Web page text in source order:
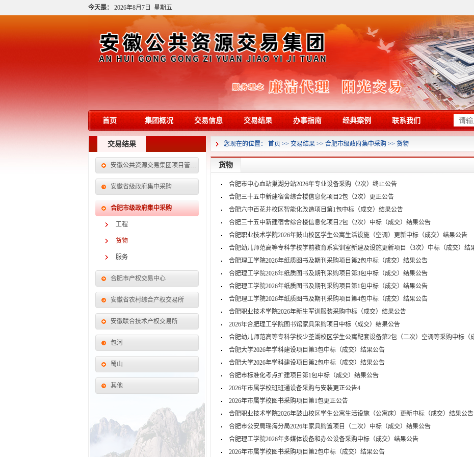
今天是： 2026年8月7日 星期五
首页 集团概况 交易信息 交易结果 办事指南 经典案例 联系我们
交易结果
安徽公共资源交易集团项目管理有限公司
安徽省级政府集中采购
合肥市级政府集中采购
工程
货物
服务
合肥市产权交易中心
安徽省农村综合产权交易所
安徽联合技术产权交易所
包河
蜀山
其他
您现在的位置： 首页 >> 交易结果 >> 合肥市级政府集中采购 >> 货物
货物
合肥市中心血站巢湖分站2026年专业设备采购（2次）终止公告
合肥三十五中新建宿舍综合楼信息化项目2包（2次）更正公告
合肥六中百花井校区智能化改造项目第1包中标（成交）结果公告
合肥三十五中新建宿舍综合楼信息化项目2包（2次）中标（成交）结果公告
合肥职业技术学院2026年鼓山校区学生公寓生活设施（空调）更新中标（成交）结果公告
合肥幼儿师范高等专科学校学前教育系实训室新建及设施更新项目（3次）中标（成交）结
合肥理工学院2026年纸质图书及期刊采购项目第2包中标（成交）结果公告
合肥理工学院2026年纸质图书及期刊采购项目第3包中标（成交）结果公告
合肥理工学院2026年纸质图书及期刊采购项目第1包中标（成交）结果公告
合肥理工学院2026年纸质图书及期刊采购项目第4包中标（成交）结果公告
合肥职业技术学院2026年新生军训服装采购中标（成交）结果公告
2026年合肥理工学院图书馆家具采购项目中标（成交）结果公告
合肥幼儿师范高等专科学校少荃湖校区学生公寓配套设备第2包（二次）空调等采购中标（
合肥大学2026年学科建设项目第3包中标（成交）结果公告
合肥大学2026年学科建设项目第2包中标（成交）结果公告
合肥市标准化考点扩建项目第1包中标（成交）结果公告
2026年市属学校班班通设备采购与安装更正公告4
2026年市属学校图书采购项目第1包更正公告
合肥职业技术学院2026年鼓山校区学生公寓生活设施（公寓床）更新中标（成交）结果公告
合肥市公安局瑶海分局2026年家具购置项目（二次）中标（成交）结果公告
合肥理工学院2026年多媒体设备和办公设备采购中标（成交）结果公告
2026年市属学校图书采购项目第2包中标（成交）结果公告